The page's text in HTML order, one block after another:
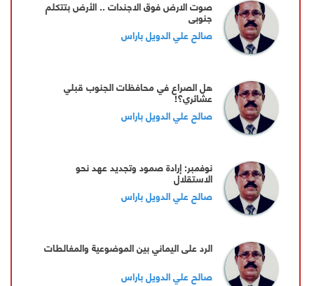
صوت الارض فوق الاجندات .. الأرض بتتكلم
جنوبي
صالح علي الدويل باراس
هل الصراع في محافظات الجنوب قبلي
عشائري؟!
صالح علي الدويل باراس
نوفمبر: إرادة صمود وتجديد عهد نحو
الاستقلال
صالح علي الدويل باراس
الرد على اليماني بين الموضوعية والمغالطات
صالح علي الدويل باراس